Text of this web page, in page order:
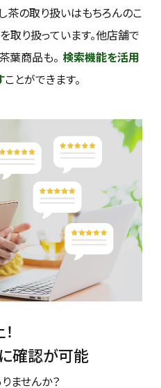
茶の取り扱いはもちろんのこ
り扱っています。他店舗で
葉商品も。 検索機能を活用
ことができます。
確認が可能
ませんか？